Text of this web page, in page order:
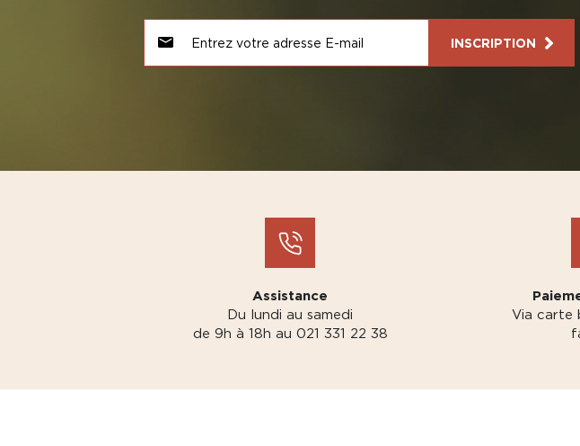
INSCRIPTION
Assistance
Du lundi au samedi
de 9h à 18h au 021 331 22 38
Via carte